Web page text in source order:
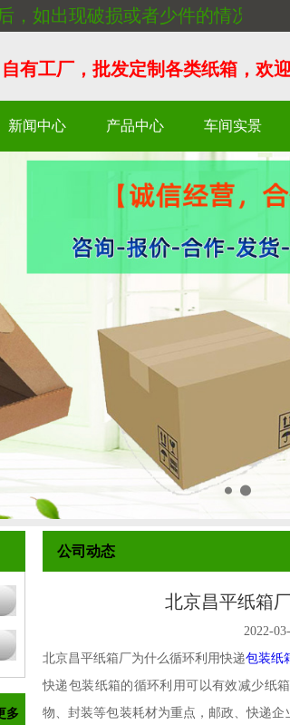
，如出现破损或者少件的情况，请
自有工厂，批发定制各类纸箱，欢
新闻中心 产品中心 车间实景
多
公司动态
北京昌平纸箱
2022-
北京昌平纸箱厂为什么循环利用快递包装纸
快递包装纸箱的循环利用可以有效减少纸
物、封装等包装耗材为重点，邮政、快递